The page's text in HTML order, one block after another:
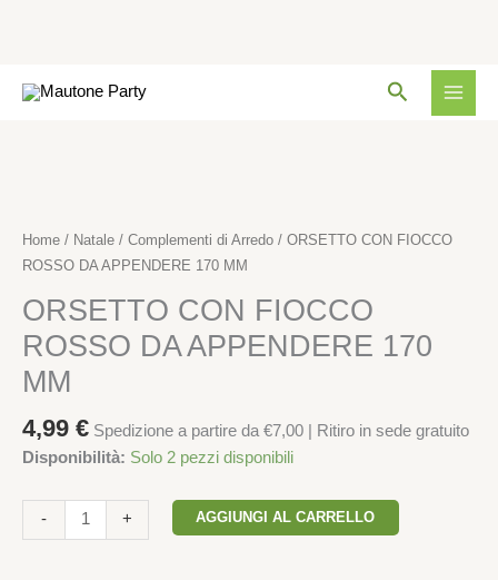
Cerca
Home / Natale / Complementi di Arredo / ORSETTO CON FIOCCO
ROSSO DA APPENDERE 170 MM
ORSETTO CON FIOCCO
ROSSO DA APPENDERE 170
MM
4,99 € Spedizione a partire da €7,00 | Ritiro in sede gratuito
Disponibilità: Solo 2 pezzi disponibili
-
ROSSO
DA
170
MM
quantità
+ AGGIUNGI AL CARRELLO
MM